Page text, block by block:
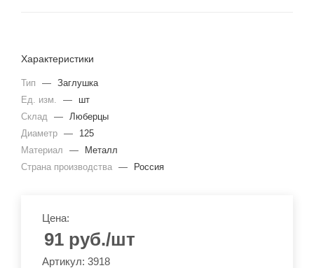
Характеристики
Тип — Заглушка
Ед. изм.
—
шт
Склад — Люберцы
Диаметр —
125
Материал
—
Металл
Страна производства — Россия
Цена:
91 руб./шт
Артикул: 3918